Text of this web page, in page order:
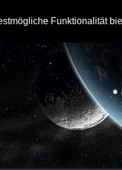
Funktionalität